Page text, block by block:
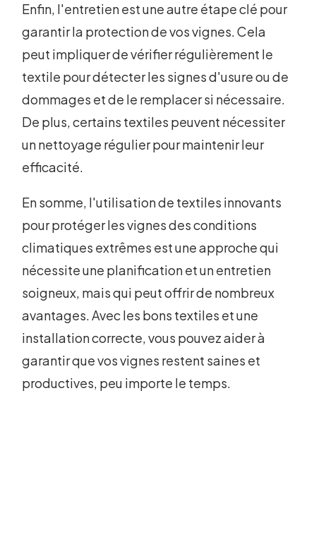
Enfin, l'entretien est une autre étape clé pour
garantir la protection de vos vignes. Cela
peut impliquer de vérifier régulièrement le
textile pour détecter les signes d'usure ou de
dommages et de le remplacer si nécessaire.
De plus, certains textiles peuvent nécessiter
un nettoyage régulier pour maintenir leur
efficacité.
En somme, l'utilisation de textiles innovants
pour protéger les vignes des conditions
climatiques extrêmes est une approche qui
nécessite une planification et un entretien
soigneux, mais qui peut offrir de nombreux
avantages. Avec les bons textiles et une
installation correcte, vous pouvez aider à
garantir que vos vignes restent saines et
productives, peu importe le temps.